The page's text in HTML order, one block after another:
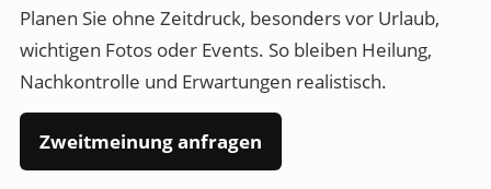
Planen Sie ohne Zeitdruck, besonders vor Urlaub,
wichtigen Fotos oder Events. So bleiben Heilung,
Nachkontrolle und Erwartungen realistisch.
Zweitmeinung anfragen